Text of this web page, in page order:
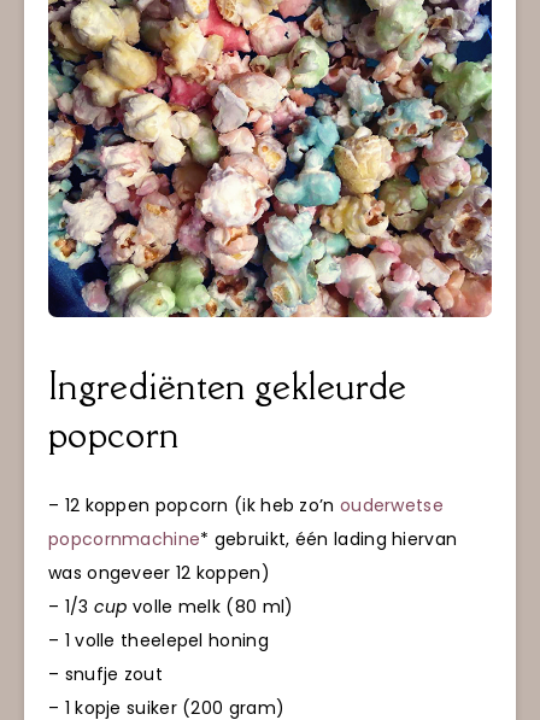
Ingrediënten gekleurde
popcorn
– 12 koppen popcorn (ik heb zo’n ouderwetse
popcornmachine* gebruikt, één lading hiervan
was ongeveer 12 koppen)
– 1/3 cup volle melk (80 ml)
– 1 volle theelepel honing
– snufje zout
– 1 kopje suiker (200 gram)